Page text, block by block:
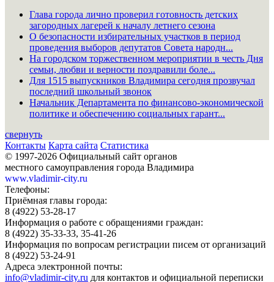
Глава города лично проверил готовность детских
загородных лагерей к началу летнего сезона
О безопасности избирательных участков в период
проведения выборов депутатов Совета народн...
На городском торжественном мероприятии в честь Дня
семьи, любви и верности поздравили боле...
Для 1515 выпускников Владимира сегодня прозвучал
последний школьный звонок
Начальник Департамента по финансово-экономической
политике и обеспечению социальных гарант...
свернуть
Контакты Карта сайта Статистика
© 1997-2026 Официальный сайт органов
местного самоуправления города Владимира
www.vladimir-city.ru
Телефоны:
Приёмная главы города:
8 (4922) 53-28-17
Информация о работе с обращениями граждан:
8 (4922) 35-33-33, 35-41-26
Информация по вопросам регистрации писем от организаций
8 (4922) 53-24-91
Адреса электронной почты:
info@vladimir-city.ru для контактов и официальной переписки